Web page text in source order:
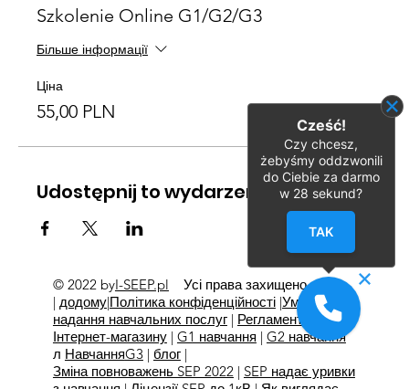
Szkolenie Online G1/G2/G3
Більше інформації
Ціна
55,00 PLN
Udostępnij to wydarzenie
© 2022 byI-SEEP.pl
Усі права захищено
| додому|Політика конфіденційності|Умови
надання навчальних послуг| Регламент
Інтернет-магазину | G1 навчання | G2 навчання
л НавчанняG3 | блог|
Зміна повноважень SEP 2022 | SEP надає уривки
Cześć!
Czy chcesz,
żebyśmy oddzwonili
do Ciebie za darmo
w 28 sekund?
TAK